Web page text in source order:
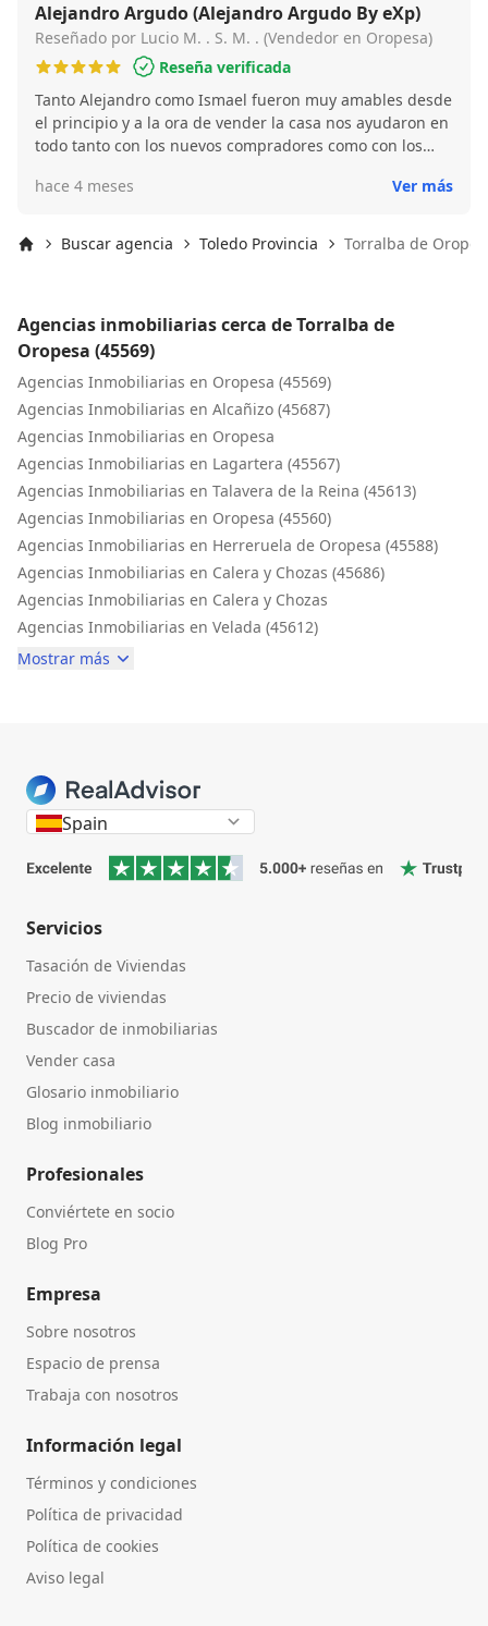
Alejandro Argudo (Alejandro Argudo By eXp)
Reseñado por Lucio M. . S. M. . (Vendedor en Oropesa)
Reseña verificada
Tanto Alejandro como Ismael fueron muy amables desde
el principio y a la ora de vender la casa nos ayudaron en
todo tanto con los nuevos compradores como con los
para lo que necesites
hace 4 meses Ver más
Buscar agencia Toledo Provincia Torralba de
Agencias inmobiliarias cerca de Torralba de
Oropesa (45569)
Agencias Inmobiliarias en Oropesa (45569)
Agencias Inmobiliarias en Alcañizo (45687)
Agencias Inmobiliarias en Oropesa
Agencias Inmobiliarias en Lagartera (45567)
Agencias Inmobiliarias en Talavera de la Reina (45613)
Agencias Inmobiliarias en Oropesa (45560)
Agencias Inmobiliarias en Herreruela de Oropesa (45588)
Agencias Inmobiliarias en Calera y Chozas (45686)
Agencias Inmobiliarias en Calera y Chozas
Agencias Inmobiliarias en Velada (45612)
Mostrar más
Spain
Servicios
Tasación de Viviendas
Precio de viviendas
Buscador de inmobiliarias
Vender casa
Glosario inmobiliario
Blog inmobiliario
Profesionales
Conviértete en socio
Blog Pro
Empresa
Sobre nosotros
Espacio de prensa
Trabaja con nosotros
Información legal
Términos y condiciones
Política de privacidad
Política de cookies
Aviso legal